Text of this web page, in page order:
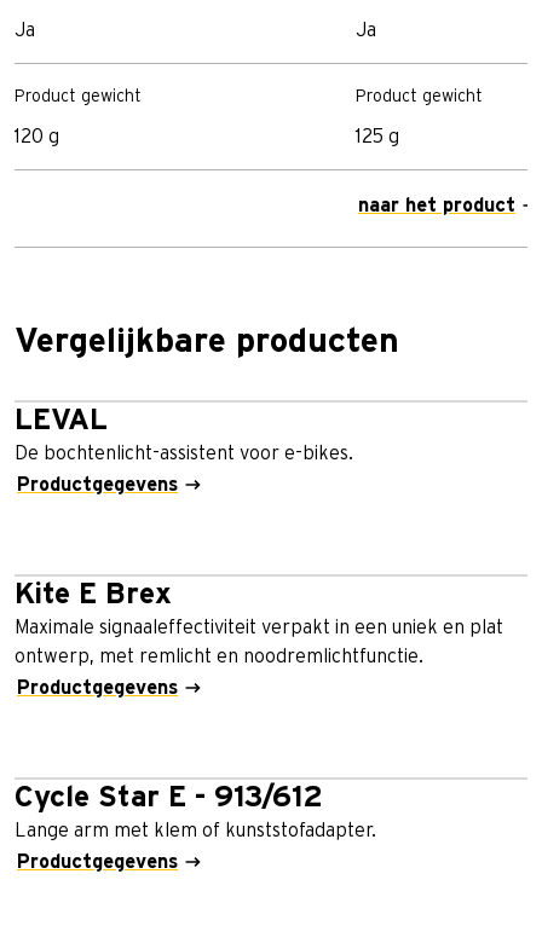
Ja
Product gewicht
120 g
Ja
Product gewicht
125 g
naar het product
Vergelijkbare producten
LEVAL
De bochtenlicht-assistent voor e-bikes.
Productgegevens
Kite E Brex
Maximale signaaleffectiviteit verpakt in een uniek en plat
ontwerp, met remlicht en noodremlichtfunctie.
Productgegevens
Cycle Star E - 913/612
Lange arm met klem of kunststofadapter.
Productgegevens